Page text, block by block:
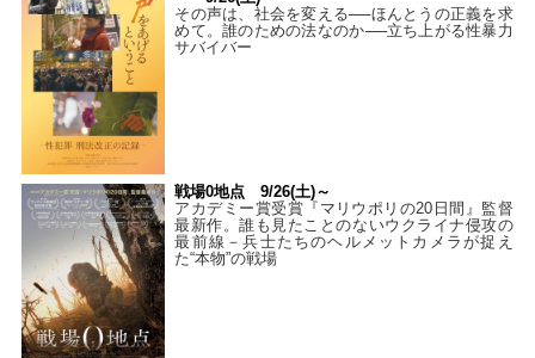
その声は、社会を変える──ほんとうの正義を求
めて。誰のための法なのか──立ち上がる性暴力
サバイバー
戦場0地点 9/26(土)～
アカデミー賞受賞『マリウポリの20日間』監督
最新作。誰も見たことのないウクライナ侵攻の
最前線－兵士たちのヘルメットカメラが捉え
た“本物”の戦場